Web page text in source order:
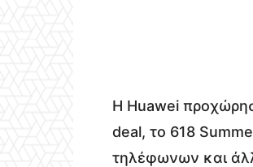
Η Huawei
deal, το 618
τηλέφωνων και